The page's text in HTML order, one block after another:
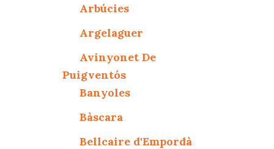
Arbúcies
Argelaguer
Avinyonet De
Puigventós
Banyoles
Bàscara
Bellcaire d'Empordà